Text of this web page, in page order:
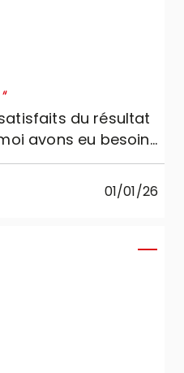
"
du résultat
avons eu besoin
à partir du premier
Daniele, pour
qui ensuite a été
été très attentif
01/01/26